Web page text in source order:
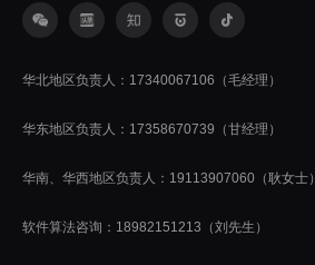
华北地区负责人：17340067106（毛经理）
华东地区负责人：17358670739（甘经理）
华南、华西地区负责人：19113907060（耿女士）
软件算法咨询：18982151213（刘先生）